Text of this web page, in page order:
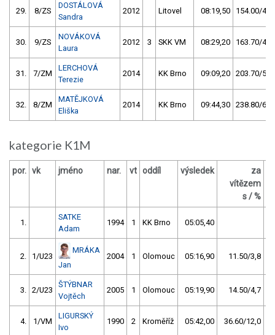
29. 8/ZS
DOSTÁLOVÁ
Sandra
2012 Litovel 08:19,50 154.00/
30. 9/ZS
NOVÁKOVÁ
Laura
2012 3 SKK VM 08:29,20 163.70/
31. 7/ZM
LERCHOVÁ
Terezie
2014 KK Brno 09:09,20 203.70/
32. 8/ZM
MATĚJKOVÁ
Eliška
2014 KK Brno 09:44,30 238.80/
kategorie K1M
por. vk jméno nar. vt oddíl výsledek
za
vítězem
s / %
1.
SATKE
Adam
1994 1 KK Brno 05:05,40
2. 1/U23
MRÁKA
Jan
2004 1 Olomouc 05:16,90 11.50/3,8
3. 2/U23
ŠTÝBNAR
Vojtěch
2005 1 Olomouc 05:19,90 14.50/4,7
4. 1/VM
LIGURSKÝ
Ivo
1990 2 Kroměříž 05:42,00 36.60/12,0